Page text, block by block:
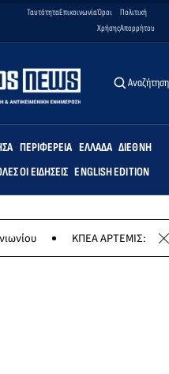
ΤαυτότηταΕπικοινωνίαΌροι
Χρήσης
Πολιτική
Απορρήτου
Αναζήτηση
ΠΕΡΙΦΈΡΕΙΑ ΕΛΛΆΔΑ ΔΙΕΘΝΉ
ΟΙ ΕΙΔΉΣΕΙΣ ENGLISH EDITION
ΚΠΕΑ ΑΡΤΕΜΙΣ: Το